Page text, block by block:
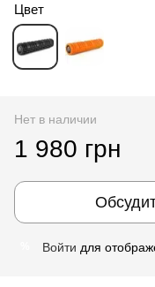
Цвет
Нет в наличии
1 980 грн
Войти для